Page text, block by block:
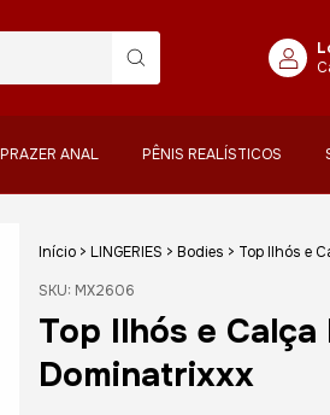
PRAZER ANAL PÊNIS REALÍSTICOS
Início > LINGERIES > Bodies > Top Ilhós e
SKU: MX2606
Top Ilhós e
Dominatrixxx